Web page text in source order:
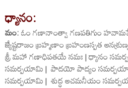
ధ్యానం:
మం:ఓం గణానాంత్వా గణపతిగుం
జ్యేష్టరాజం బ్రహ్మణాం బ్రహంణస్పత
శ్రీ మహా గణాధిపతయే నమః | ధ్యానం
సమర్పయామి | పాదయో పాద్యం
సమర్పయామి | శుద్ధ ఆచమనీయం